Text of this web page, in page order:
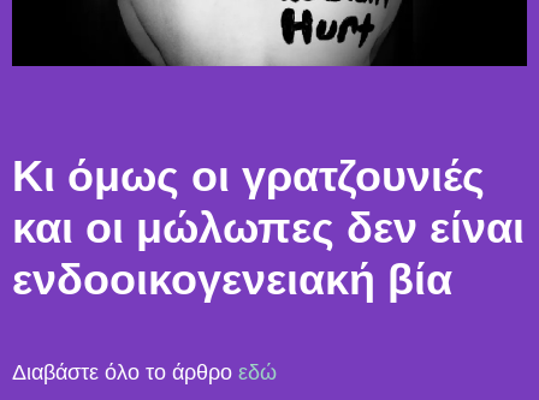
Κι όμως οι γρατζουνιές
και οι μώλωπες δεν είναι
ενδοοικογενειακή βία
Διαβάστε όλο το άρθρο εδώ